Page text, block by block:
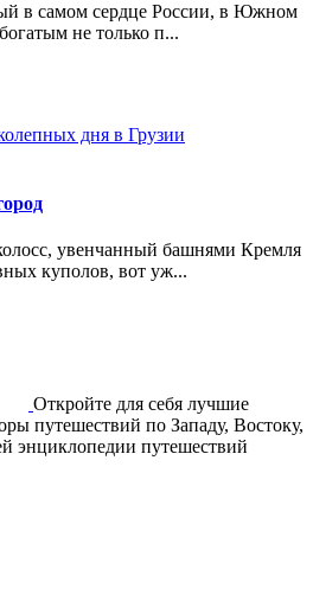
в самом сердце России, в Южном
не только п...
увенчанный башнями Кремля
куполов, вот уж...
Откройте для себя лучшие
путешествий по Западу, Востоку,
энциклопедии путешествий